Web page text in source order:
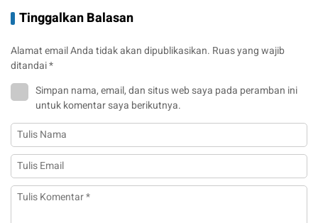
Tinggalkan Balasan
Alamat email Anda tidak akan dipublikasikan. Ruas yang wajib
ditandai*
Simpan nama, email, dan situs web saya pada peramban ini
untuk komentar saya berikutnya.